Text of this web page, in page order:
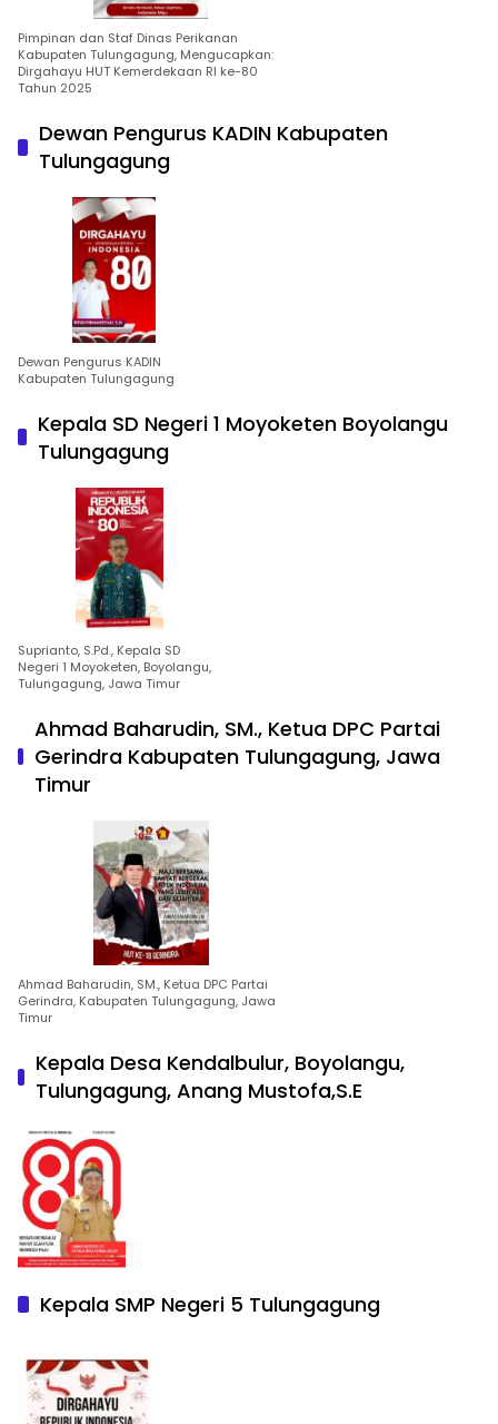
Pimpinan dan Staf Dinas Perikanan
Kabupaten Tulungagung, Mengucapkan:
Dirgahayu HUT Kemerdekaan RI ke-80
Tahun 2025
Dewan Pengurus KADIN Kabupaten
Tulungagung
Dewan Pengurus KADIN
Kabupaten Tulungagung
Kepala SD Negeri 1 Moyoketen Boyolangu
Tulungagung
Suprianto, S.Pd., Kepala SD
Negeri 1 Moyoketen, Boyolangu,
Tulungagung, Jawa Timur
Ahmad Baharudin, SM., Ketua DPC Partai
Gerindra Kabupaten Tulungagung, Jawa
Timur
Ahmad Baharudin, SM., Ketua DPC Partai
Gerindra, Kabupaten Tulungagung, Jawa
Timur
Kepala Desa Kendalbulur, Boyolangu,
Tulungagung, Anang Mustofa,S.E
Kepala SMP Negeri 5 Tulungagung